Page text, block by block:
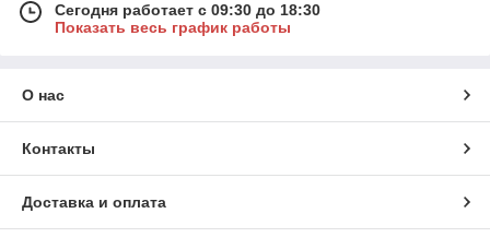
Сегодня работает с 09:30 до 18:30
Показать весь график работы
О нас
Контакты
Доставка и оплата